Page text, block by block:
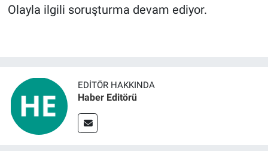
Olayla ilgili soruşturma devam ediyor.
EDITÖR HAKKINDA
Haber Editörü